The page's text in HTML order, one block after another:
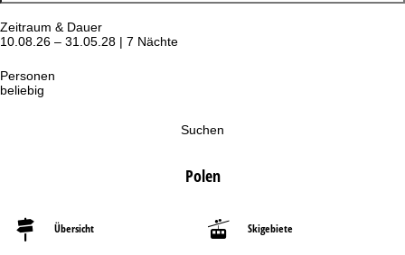
Zeitraum & Dauer
10.08.26 – 31.05.28 | 7 Nächte
Personen
beliebig
Suchen
Polen
Übersicht Skigebiete